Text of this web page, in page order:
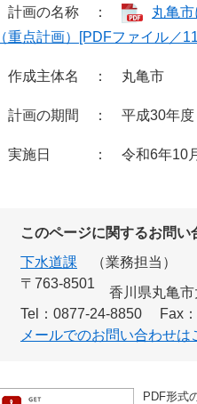
計画の名称 ：
丸亀
（重点計画）[PDFファイル／
作成主体名 ： 丸亀市
計画の期間 ： 平成30年度
実施日 ： 令和6年10月4
このページに関するお問い
下水道課
業務担当
〒763-8501
香川県丸亀
Tel：0877-24-8850
Fax
メールでのお問い合わせは
PDF形式